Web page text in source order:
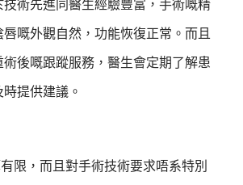
技術先進同醫生經驗豐富，手術嘅精
嘅外觀自然，功能恢復正常。而且
後嘅跟蹤服務，醫生會定期了解患
提供建議。
限，而且對手術技術要求唔系特別